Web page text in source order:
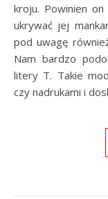
kroju. Powinien
ukrywać jej
pod uwagę
Nam bardzo
litery T. Takie
czy nadrukami i